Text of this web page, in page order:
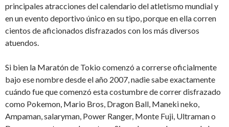
principales atracciones del calendario del atletismo mundial y
en un evento deportivo único en su tipo, porque en ella corren
cientos de aficionados disfrazados con los más diversos
atuendos.
Si bien la Maratón de Tokio comenzó a correrse oficialmente
bajo ese nombre desde el año 2007, nadie sabe exactamente
cuándo fue que comenzó esta costumbre de correr disfrazado
como Pokemon, Mario Bros, Dragon Ball, Maneki neko,
Ampaman, salaryman, Power Ranger, Monte Fuji, Ultraman o